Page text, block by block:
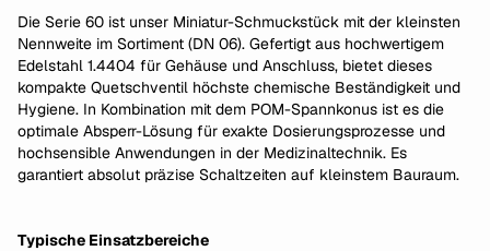
Die Serie 60 ist unser Miniatur-Schmuckstück mit der kleinsten
Nennweite im Sortiment (DN 06). Gefertigt aus hochwertigem
Edelstahl 1.4404 für Gehäuse und Anschluss, bietet dieses
kompakte Quetschventil höchste chemische Beständigkeit und
Hygiene. In Kombination mit dem POM-Spannkonus ist es die
optimale Absperr-Lösung für exakte Dosierungsprozesse und
hochsensible Anwendungen in der Medizinaltechnik. Es
garantiert absolut präzise Schaltzeiten auf kleinstem Bauraum.
Typische Einsatzbereiche